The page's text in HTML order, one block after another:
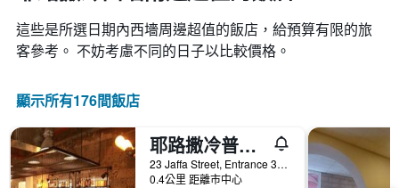
這些是所選日期內西墻​周邊超值的​飯店，給預算有限的旅
客參考。 不妨考慮不同的日子以比較價格。
顯示所有176間飯店
耶路撒冷普斯特旅舍
23 Jaffa Street, Entrance 3 Koresh St, 耶路撒冷, Jerusalem District, 以色列
0.4公里 距離市中心